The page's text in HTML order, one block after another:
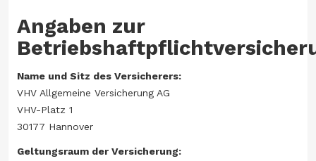
Angaben zur
Name und Sitz des Versicherers:
VHV Allgemeine Versicherung AG
VHV-Platz 1
30177 Hannover
Geltungsraum der Versicherung: